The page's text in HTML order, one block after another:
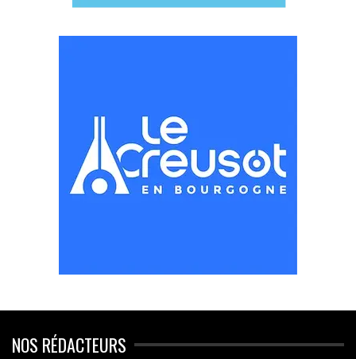
NOS RÉDACTEURS